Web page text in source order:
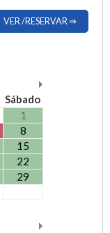
VER /RESERVAR ⇒
Sábado
1
8
15
22
29